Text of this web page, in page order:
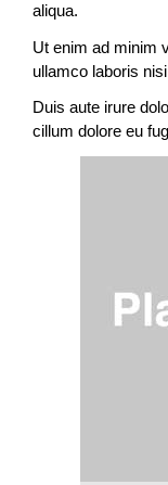
aliqua.
Ut enim ad minim
ullamco laboris
Duis aute irure
cillum dolore eu